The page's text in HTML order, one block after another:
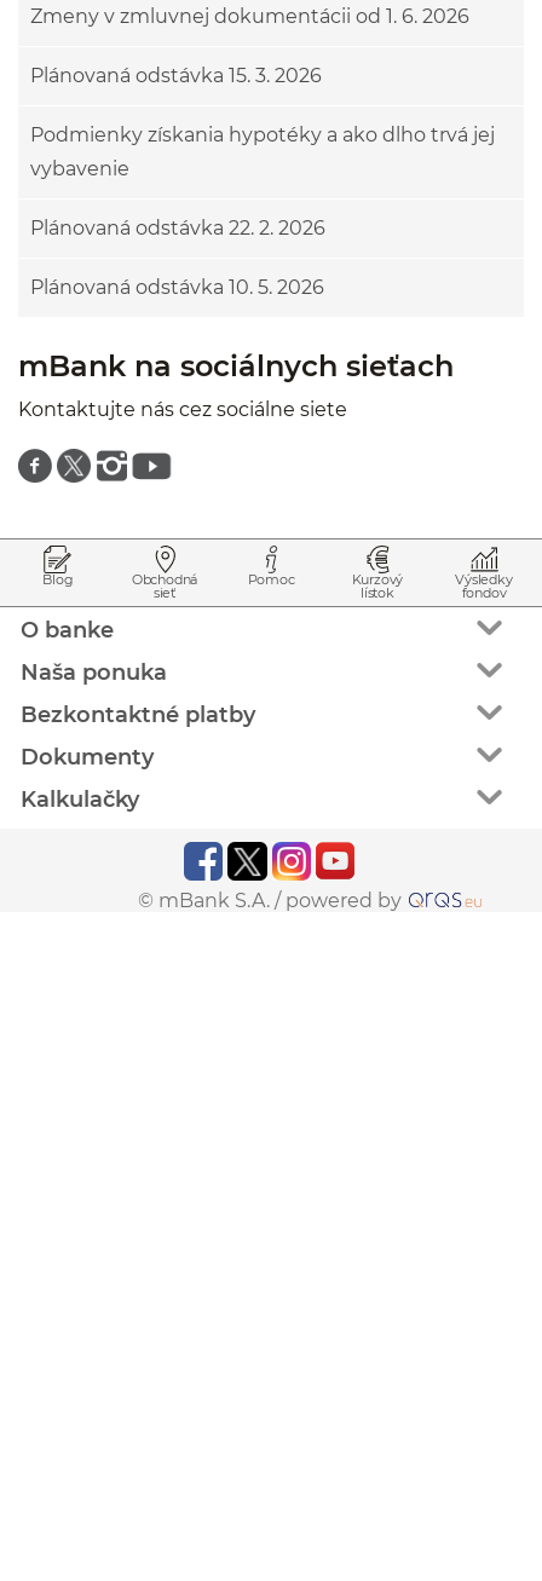
Zmeny v zmluvnej dokumentácii od 1. 6. 2026
Plánovaná odstávka 15. 3. 2026
Podmienky získania hypotéky a ako dlho trvá jej
vybavenie
Plánovaná odstávka 22. 2. 2026
Plánovaná odstávka 10. 5. 2026
mBank na sociálnych sieťach
Kontaktujte nás cez sociálne siete
Znajdź nas na facebooku
Znajdź nas na twitterze
Znajdź nas na instagramie
Znajdź nas na youtube
Blog Obchodná
sieť
Pomoc Kurzový
lístok
Výsledky
fondov
O banke
Naša ponuka
Bezkontaktné platby
Dokumenty
Kalkulačky
© mBank S.A. / powered by